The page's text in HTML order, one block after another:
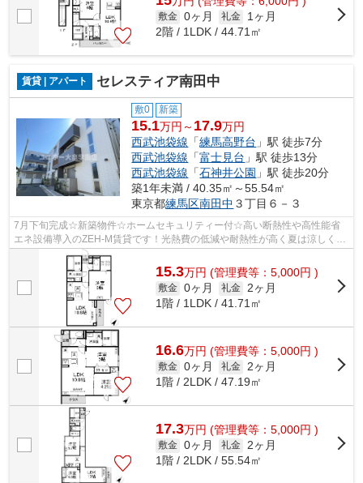
敷金 0ヶ月 礼金
1ヶ月
2階 / 1LDK / 44.71㎡
賃貸 | アパート セレスティア南田中
敷0 新築
15.1万円～ 17.9万円
西武池袋線 「練馬高野台 」駅 徒歩7分
西武池袋線 「富士見台 」駅 徒歩13分
西武池袋線 「石神井公園 」駅 徒歩20分
築1年未満 / 40.35㎡～55.54㎡
東京都練馬区南田中 ３丁目６－３
7月下旬完成☆新築物件☆ホームセキュリティー付☆高い断熱性や高性能省
エネ設備導入のZEH-M賃貸です！光熱費の低減や耐熱性が高く夏は涼しく冬
はあたたかくなどのメリットがあります！
15.3万円 (管理費等：5,000円 )
敷金 0ヶ月 礼金 2ヶ月
1階 / 1LDK / 41.71㎡
16.6万円 (管理費等：5,000円 )
敷金 0ヶ月 礼金 2ヶ月
1階 / 2LDK / 47.19㎡
17.3万円 (管理費等：5,000円 )
敷金 0ヶ月 礼金 2ヶ月
1階 / 2LDK / 55.54㎡